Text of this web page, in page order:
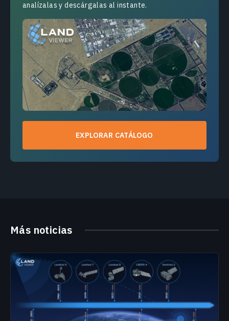
analízalas y descárgalas al instante.
EXPLORAR CATÁLOGO
Más noticias